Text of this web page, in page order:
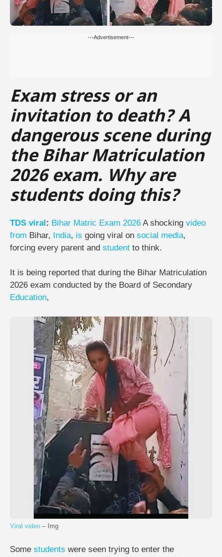
---Advertisement---
Exam stress or an
invitation to death? A
dangerous scene during
the Bihar Matriculation
2026 exam. Why are
students doing this?
TDS viral: Bihar Matric Exam 2026 A shocking video
from Bihar, India, is going viral on social media,
forcing every parent and student to think.
It is being reported that during the Bihar Matriculation
2026 exam conducted by the Board of Secondary
Education,
Viral video – Img
Some students were seen trying to enter the